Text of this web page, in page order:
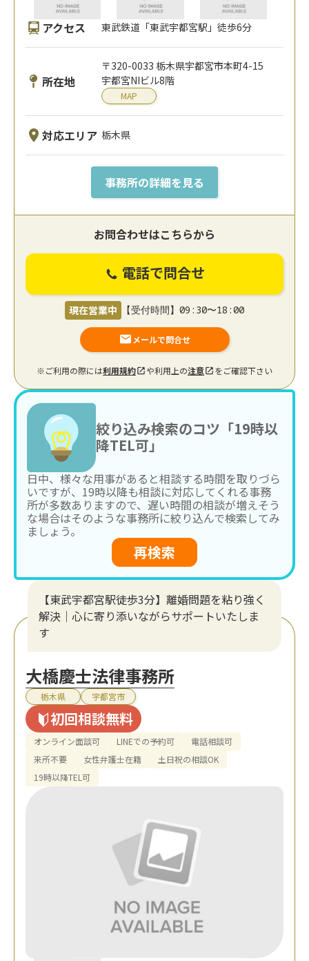
アクセス 東武鉄道「東武宇都宮駅」徒歩6分
所在地
〒320-0033 栃木県宇都宮市本町4-15
宇都宮NIビル8階
MAP
対応エリア 栃木県
事務所の詳細を見る
お問合わせはこちらから
電話で問合せ
現在営業中 【受付時間】09:30〜18:00
メールで問合せ
※ご利用の際には利用規約 や利用上の注意 をご確認下さい
絞り込み検索のコツ「19時以
降TEL可」
日中、様々な用事があると相談する時間を取りづら
いですが、19時以降も相談に対応してくれる事務
所が多数ありますので、遅い時間の相談が増えそう
な場合はそのような事務所に絞り込んで検索してみ
ましょう。
再検索
【東武宇都宮駅徒歩3分】離婚問題を粘り強く
解決｜心に寄り添いながらサポートいたしま
す
大橋慶士法律事務所
栃木県 宇都宮市
初回相談無料
オンライン面談可 LINEでの予約可
電話相談可
来所不要
女性弁護士在籍
土日祝の相談OK
19時以降TEL可